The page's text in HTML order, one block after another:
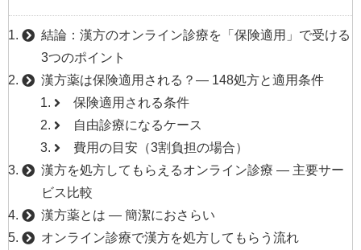
結論：漢方のオンライン診療を「保険適用」で受ける
3つのポイント
漢方薬は保険適用される？— 148処方と適用条件
保険適用される条件
自由診療になるケース
費用の目安（3割負担の場合）
漢方を処方してもらえるオンライン診療 — 主要サー
ビス比較
漢方薬とは — 簡潔におさらい
オンライン診療で漢方を処方してもらう流れ